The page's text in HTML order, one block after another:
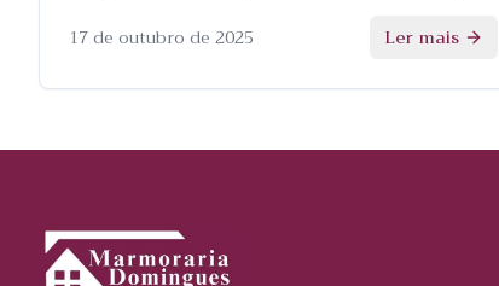
17 de outubro de 2025 Ler mais